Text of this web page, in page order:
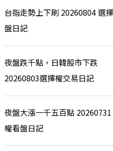
台指走勢上下刷 20260804 選
盤日記
夜盤跌千點，日韓股市下跌
20260803選擇權交易日記
夜盤大漲一千五百點
權看盤日記